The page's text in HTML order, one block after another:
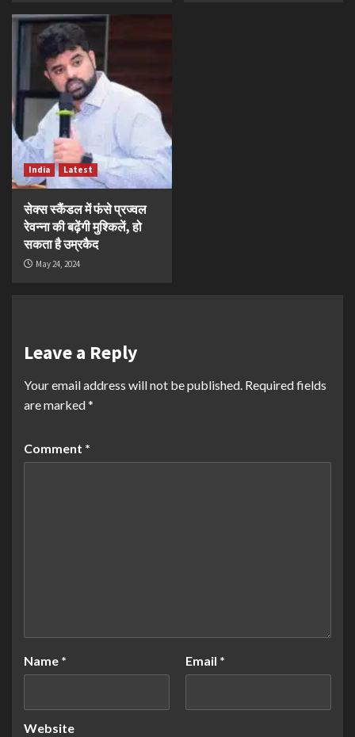
India Latest
सेक्स स्कैंडल में फंसे प्रज्वल
रेवन्ना की बढ़ेंगी मुश्किलें, हो
सकता है उम्रकैद
May 24, 2024
Leave a Reply
Your email address will not be published. Required fields
are marked*
Comment *
Name * Email *
Website